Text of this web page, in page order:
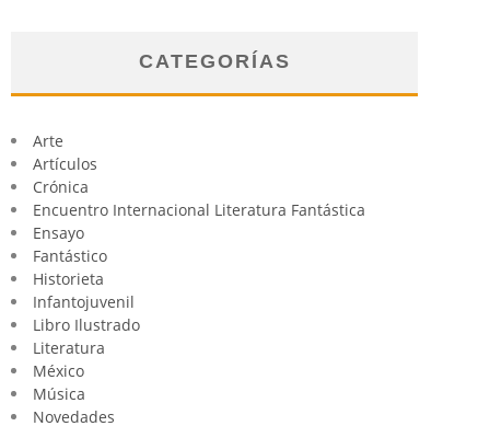
CATEGORÍAS
Arte
Artículos
Crónica
Encuentro Internacional Literatura Fantástica
Ensayo
Fantástico
Historieta
Infantojuvenil
Libro Ilustrado
Literatura
México
Música
Novedades